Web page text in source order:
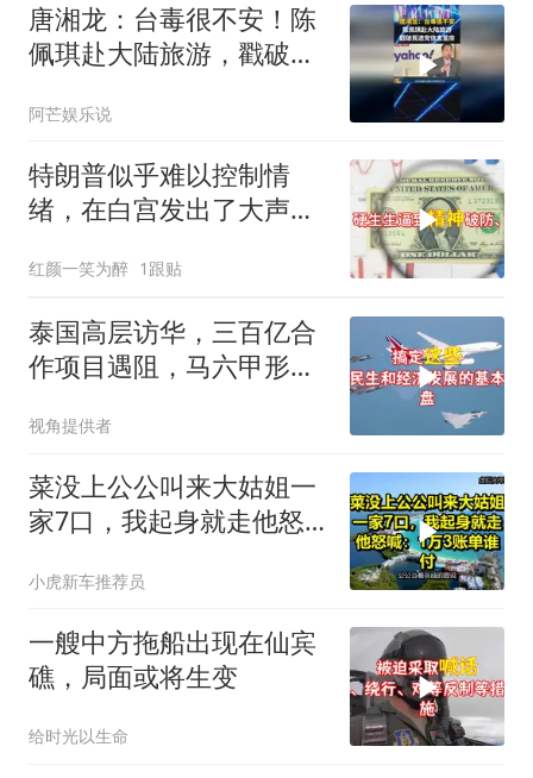
唐湘龙：台毒很不安！陈
佩琪赴大陆旅游，戳破民
阿芒娱乐说
特朗普似乎难以控制情
绪，在白宫发出了大声咒
红颜一笑为醉 1跟贴
泰国高层访华，三百亿合
作项目遇阻，马六甲形势
视角提供者
菜没上公公叫来大姑姐一
家7口，我起身就走他怒
小虎新车推荐员
一艘中方拖船出现在仙宾
礁，局面或将生变
给时光以生命